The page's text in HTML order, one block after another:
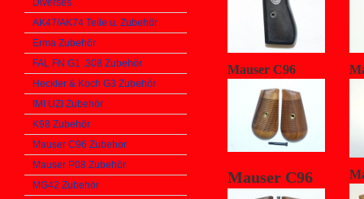
Diverses
AK47/AK74 Teile u. Zubehör
Erma Zubehör
FAL FN G1 .308 Zubehör
Heckler & Koch G3 Zubehör
IMI UZI Zubehör
K98 Zubehör
Mauser C96 Zubehör
Mauser P08 Zubehör
MG42 Zubehör
Mauser C96
Mauser C96